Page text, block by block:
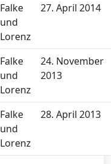
Falke
und
Lorenz
27. April 2014
Falke
und
Lorenz
24. November
2013
Falke
und
Lorenz
28. April 2013